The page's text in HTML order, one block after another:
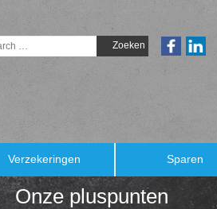
Verzekeringen Sparen
Onze pluspunten